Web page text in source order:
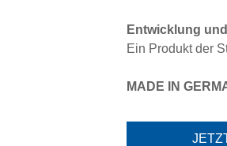
Entwicklung
Ein Produkt der
MADE IN